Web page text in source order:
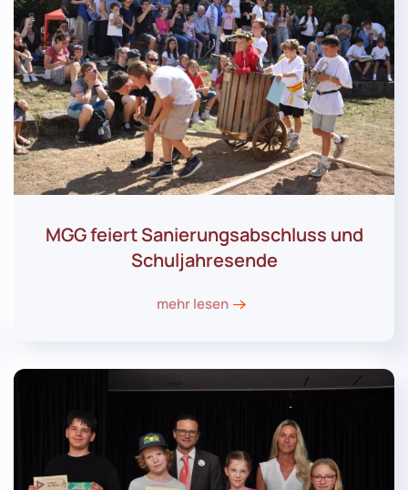
MGG feiert Sanierungsabschluss und
Schuljahresende
mehr lesen